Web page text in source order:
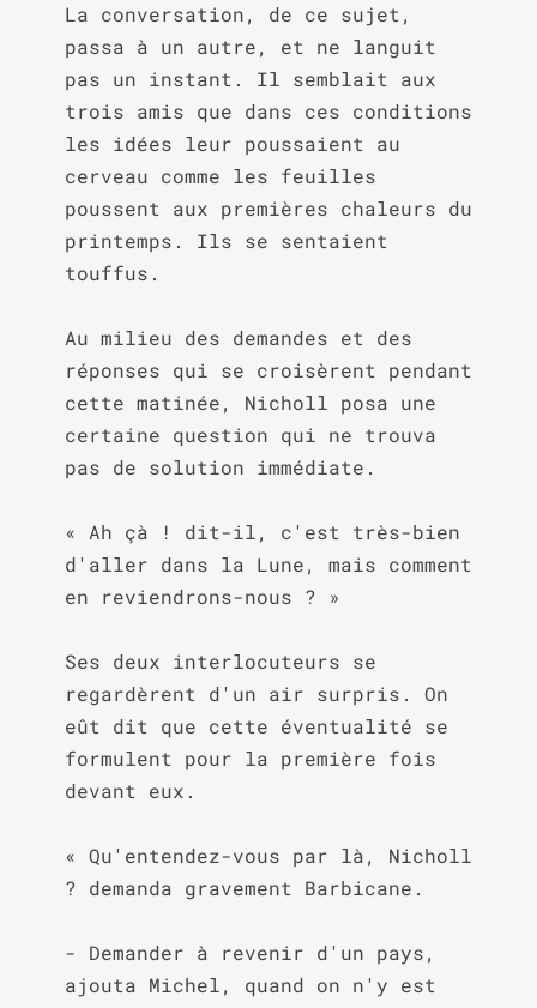
La conversation, de ce sujet,
passa à un autre, et ne languit
pas un instant. Il semblait aux
trois amis que dans ces conditions
les idées leur poussaient au
cerveau comme les feuilles
poussent aux premières chaleurs du
printemps. Ils se sentaient
touffus.
Au milieu des demandes et des
réponses qui se croisèrent pendant
cette matinée, Nicholl posa une
certaine question qui ne trouva
pas de solution immédiate.
« Ah çà ! dit-il, c'est très-bien
d'aller dans la Lune, mais comment
en reviendrons-nous ? »
Ses deux interlocuteurs se
regardèrent d'un air surpris. On
eût dit que cette éventualité se
formulent pour la première fois
devant eux.
« Qu'entendez-vous par là, Nicholl
? demanda gravement Barbicane.
- Demander à revenir d'un pays,
ajouta Michel, quand on n'y est